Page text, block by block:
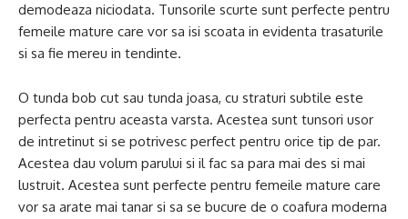
demodeaza niciodata. Tunsorile scurte sunt perfecte pentru
femeile mature care vor sa isi scoata in evidenta trasaturile
si sa fie mereu in tendinte.
O tunda bob cut sau tunda joasa, cu straturi subtile este
perfecta pentru aceasta varsta. Acestea sunt tunsori usor
de intretinut si se potrivesc perfect pentru orice tip de par.
Acestea dau volum parului si il fac sa para mai des si mai
lustruit. Acestea sunt perfecte pentru femeile mature care
vor sa arate mai tanar si sa se bucure de o coafura moderna